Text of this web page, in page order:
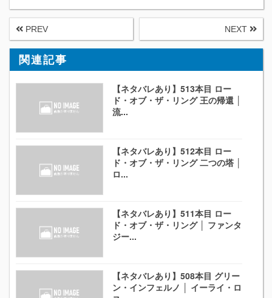
PREV NEXT
関連記事
【ネタバレあり】513本目 ロー
ド・オブ・ザ・リング 王の帰還 │
流...
【ネタバレあり】512本目 ロー
ド・オブ・ザ・リング 二つの塔 │
ロ...
【ネタバレあり】511本目 ロー
ド・オブ・ザ・リング │ ファンタ
ジー...
【ネタバレあり】508本目 グリー
ン・インフェルノ │ イーライ・ロ